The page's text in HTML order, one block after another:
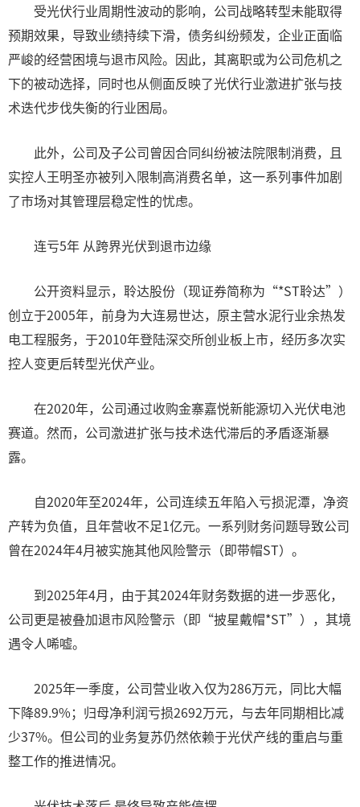
受光伏行业周期性波动的影响，公司战略转型未能取得
预期效果，导致业绩持续下滑，债务纠纷频发，企业正面临
严峻的经营困境与退市风险。因此，其离职或为公司危机之
下的被动选择，同时也从侧面反映了光伏行业激进扩张与技
术迭代步伐失衡的行业困局。
此外，公司及子公司曾因合同纠纷被法院限制消费，且
实控人王明圣亦被列入限制高消费名单，这一系列事件加剧
了市场对其管理层稳定性的忧虑。
连亏5年 从跨界光伏到退市边缘
公开资料显示，聆达股份（现证券简称为“*ST聆达”）
创立于2005年，前身为大连易世达，原主营水泥行业余热发
电工程服务，于2010年登陆深交所创业板上市，经历多次实
控人变更后转型光伏产业。
在2020年，公司通过收购金寨嘉悦新能源切入光伏电池
赛道。然而，公司激进扩张与技术迭代滞后的矛盾逐渐暴
露。
自2020年至2024年，公司连续五年陷入亏损泥潭，净资
产转为负值，且年营收不足1亿元。一系列财务问题导致公司
曾在2024年4月被实施其他风险警示（即带帽ST）。
到2025年4月，由于其2024年财务数据的进一步恶化，
公司更是被叠加退市风险警示（即“披星戴帽*ST”），其境
遇令人唏嘘。
2025年一季度，公司营业收入仅为286万元，同比大幅
下降89.9%；归母净利润亏损2692万元，与去年同期相比减
少37%。但公司的业务复苏仍然依赖于光伏产线的重启与重
整工作的推进情况。